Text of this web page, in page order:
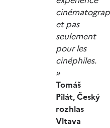
et pas
seulement
pour les
cinéphiles.
»
Tomáš
Pilát, Český
rozhlas
Vltava